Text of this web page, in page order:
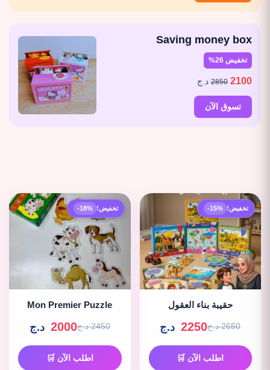
Saving money box
تخفيض 26%
2100
2850 د.ج
تسوق الآن
تخفيض! -15%
حقيبة بناء العقول
2650 د.ج 2250 د.ج
اطلب الآن 🛒
تخفيض! -18%
Mon Premier Puzzle
2450 د.ج 2000 د.ج
اطلب الآن 🛒